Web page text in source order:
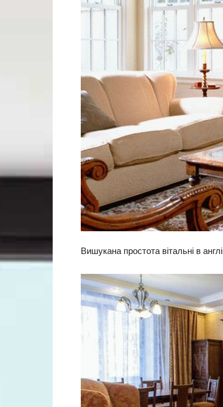
Вишукана простота вітальні в